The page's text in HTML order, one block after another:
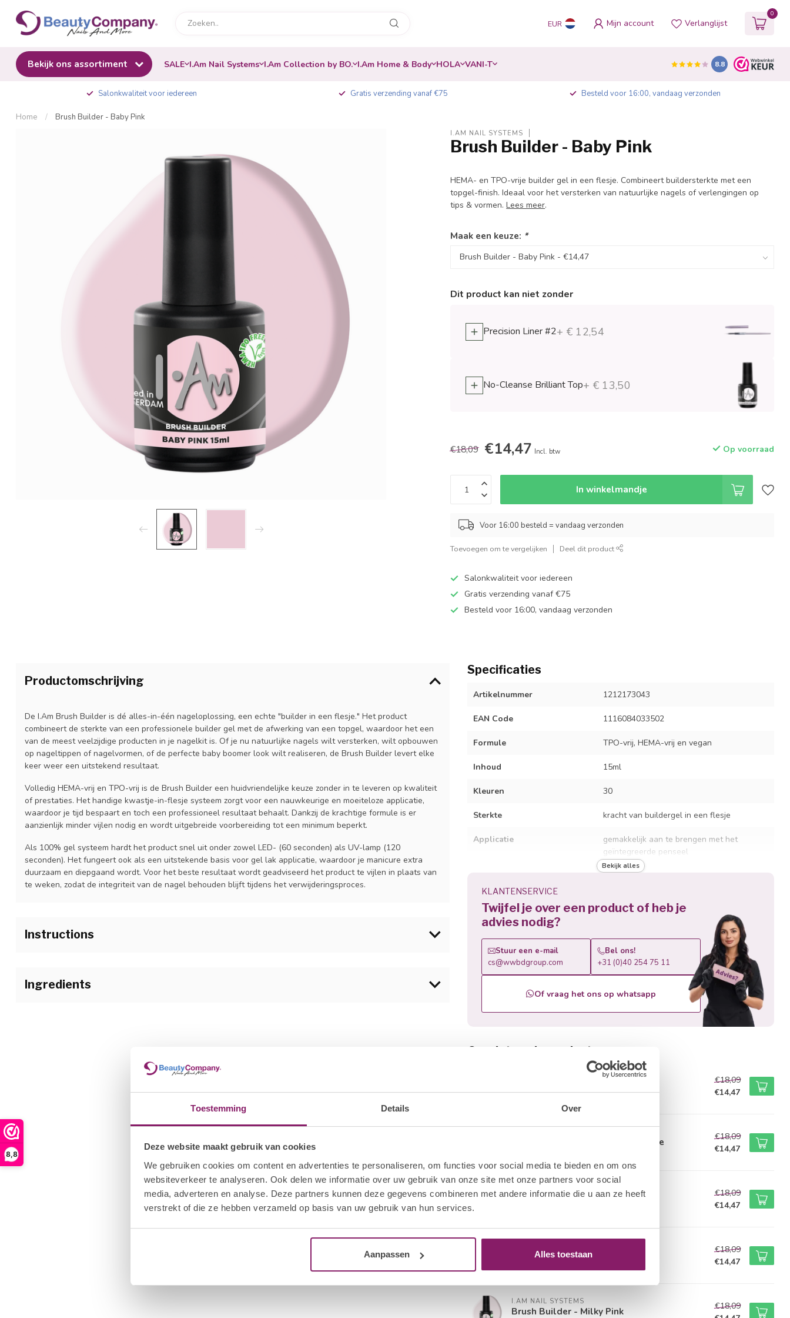
Toestemming Details Over
Deze website maakt gebruik van cookies
We gebruiken cookies om content en advertenties te personaliseren, om functies voor social media te bieden en om ons
websiteverkeer te analyseren. Ook delen we informatie over uw gebruik van onze site met onze partners voor social
media, adverteren en analyse. Deze partners kunnen deze gegevens combineren met andere informatie die u aan ze heeft
verstrekt of die ze hebben verzameld op basis van uw gebruik van hun services.
Aanpassen Alles toestaan
8,8
EUR Mijn account Verlanglijst
0
Bekijk ons assortiment SALE I.Am Nail Systems I.Am Collection by BO. I.Am Home & Body HOLA VANI-T 8.8
Salonkwaliteit voor iedereen Gratis verzending vanaf €75 Besteld voor 16:00, vandaag verzonden
Home / Brush Builder - Baby Pink
I.AM NAIL SYSTEMS
Brush Builder - Baby Pink
HEMA- en TPO-vrije builder gel in een flesje. Combineert buildersterkte met een
topgel-finish. Ideaal voor het versterken van natuurlijke nagels of verlengingen op
tips & vormen.Lees meer.
Maak een keuze: *
Dit product kan niet zonder
Precision Liner #2+ € 12,54
No-Cleanse Brilliant Top+ € 13,50
€18,09 €14,47 Incl. btw Op voorraad
In winkelmandje
Voor 16:00 besteld = vandaag verzonden
Toevoegen om te vergelijken Deel dit product
Salonkwaliteit voor iedereen
Gratis verzending vanaf €75
Besteld voor 16:00, vandaag verzonden
Productomschrijving
De I.Am Brush Builder is dé alles-in-één nageloplossing, een echte "builder in een flesje." Het product
combineert de sterkte van een professionele builder gel met de afwerking van een topgel, waardoor het een
van de meest veelzijdige producten in je nagelkit is. Of je nu natuurlijke nagels wilt versterken, wilt opbouwen
op nageltippen of nagelvormen, of de perfecte baby boomer look wilt realiseren, de Brush Builder levert elke
keer weer een uitstekend resultaat.
Volledig HEMA-vrij en TPO-vrij is de Brush Builder een huidvriendelijke keuze zonder in te leveren op kwaliteit
of prestaties. Het handige kwastje-in-flesje systeem zorgt voor een nauwkeurige en moeiteloze applicatie,
waardoor je tijd bespaart en toch een professioneel resultaat behaalt. Dankzij de krachtige formule is er
aanzienlijk minder vijlen nodig en wordt uitgebreide voorbereiding tot een minimum beperkt.
Als 100% gel systeem hardt het product snel uit onder zowel LED- (60 seconden) als UV-lamp (120
seconden). Het fungeert ook als een uitstekende basis voor gel lak applicatie, waardoor je manicure extra
duurzaam en diepgaand wordt. Voor het beste resultaat wordt geadviseerd het product te vijlen in plaats van
te weken, zodat de integriteit van de nagel behouden blijft tijdens het verwijderingsproces.
Instructions
2.Breng een dunne laag I.Am Air Dry Bonder aan.
5.Verwijder de plaklaag met de I.Am UV Cleanser.
Ingredients
Specificaties
Artikelnummer 1212173043
EAN Code 1116084033502
Formule TPO-vrij, HEMA-vrij en vegan
Inhoud 15ml
Kleuren 30
Sterkte kracht van buildergel in een flesje
Applicatie
gemakkelijk aan te brengen met het
geïntegreerde penseel
perfecte basis voor Gel Polish applicaties
resultaat
Vijlen vermindert de hoeveelheid vijlwerk
Geschikt voor LED- en UV-lampen
60 sec. LED / 120 sec. UV
Verwijdering
aanbevolen om af te vijlen, niet af te
Bekijk alles
KLANTENSERVICE
Twijfel je over een product of heb je
advies nodig?
Stuur een e-mail
cs@wwbdgroup.com
Bel ons!
+31 (0)40 254 75 11
Of vraag het ons op whatsapp
Gerelateerde producten
€18,09
€14,47
Brush Builder - Glitter Warm Nude
€18,09
€14,47
Brush Builder - Soft White
€18,09
€14,47
Brush Builder - White Chrome
€18,09
€14,47
I.AM NAIL SYSTEMS
Brush Builder - Milky Pink
€18,09